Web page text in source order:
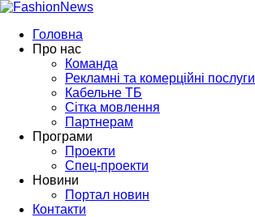
Головна
Про нас
Команда
Рекламні та комерційні послуги
Кабельне ТБ
Сітка мовлення
Партнерам
Програми
Проекти
Спец-проекти
Новини
Портал новин
Контакти